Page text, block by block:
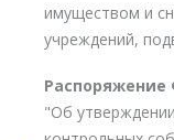
имуществом и
учреждений,
Распоряжение
"Об